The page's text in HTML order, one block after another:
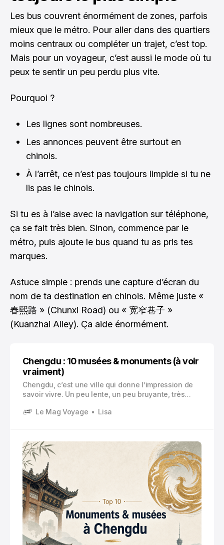
Les bus couvrent énormément de zones, parfois
mieux que le métro. Pour aller dans des quartiers
moins centraux ou compléter un trajet, c’est top.
Mais pour un voyageur, c’est aussi le mode où tu
peux te sentir un peu perdu plus vite.
Pourquoi ?
Les lignes sont nombreuses.
Les annonces peuvent être surtout en
chinois.
À l’arrêt, ce n’est pas toujours limpide si tu ne
lis pas le chinois.
Si tu es à l’aise avec la navigation sur téléphone,
ça se fait très bien. Sinon, commence par le
métro, puis ajoute le bus quand tu as pris tes
marques.
Astuce simple : prends une capture d’écran du
nom de ta destination en chinois. Même juste «
春熙路 » (Chunxi Road) ou « 宽窄巷子 »
(Kuanzhai Alley). Ça aide énormément.
Chengdu : 10 musées & monuments (à voir
vraiment)
Chengdu, c’est une ville qui donne l’impression de
savoir vivre. Un peu lente, un peu bruyante, très
pandas, oui, mais on reste souvent pour tout le
Le Mag Voyage Lisa